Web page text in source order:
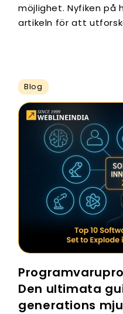
möjlighet. Nyfiken på
artikeln för att
Blog
Den ultimata
generations